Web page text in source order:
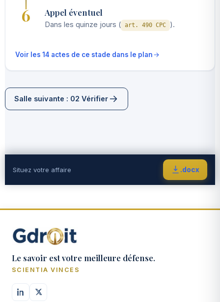
6 Appel éventuel
Dans les quinze jours ( art. 490 CPC ).
Voir les 14 actes de ce stade dans le plan
Salle suivante : 02 Vérifier
Situez votre affaire .docx
Le savoir est votre meilleure défense.
SCIENTIA VINCES